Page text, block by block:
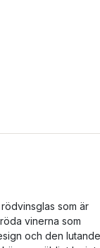
som är
vinerna som
och den lutande